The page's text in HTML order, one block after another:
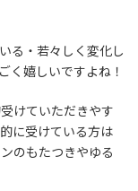
る・若々しく変化し
く嬉しいですよね！
けていただきやす
に受けている方は
のもたつきやゆる